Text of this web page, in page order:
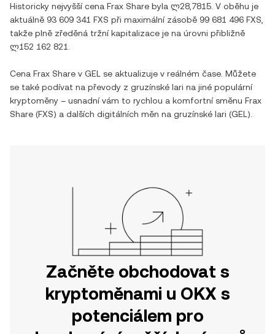
Historicky nejvyšší cena Frax Share byla ლ28,7815 . V oběhu je
aktuálně 93 609 341 FXS při maximální zásobě 99 681 496 FXS
takže plně zředěná tržní kapitalizace je na úrovni přibližně
ლ152 162 821
Cena Frax Share v GEL
se aktualizuje v reálném čase. Můžete
se také podívat na převody z gruzínské lari na jiné populární
kryptoměny – usnadní vám to rychlou a komfortní směnu Frax
Share (FXS) a dalších digitálních měn na gruzínské lari (GEL ).
Začněte obchodovat s
kryptoměnami u OKX s
potenciálem pro